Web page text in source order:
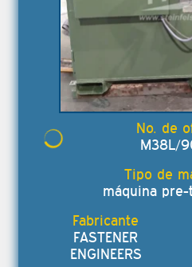
M38L/
máquina
FASTENER
ENGINEERS